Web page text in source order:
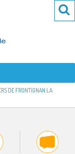
DE FRONTIGNAN LA